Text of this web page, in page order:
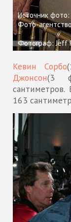
Источник
Фото-
Фотограф: Jeff
Кевин Сорбо
Джонсон(3
163